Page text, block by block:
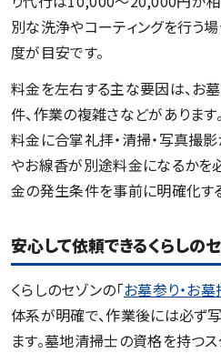
別な洗浄やコーティングを行う
度が目安です。
料金を左右する主な要因は、お
件、作業の複雑さなどがあります
料金に合掌礼拝・清掃・写真撮
やお線香が別途料金になるかを
金の発生条件を事前に明確化す
安心して依頼できるくらしの
くらしのセゾンの「お墓参り・お
体系が明確で、作業後には必ず
ます。墓地清掃士の資格を持つ